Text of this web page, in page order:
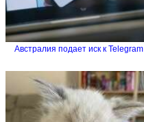
Австралия подает иск к Telegram